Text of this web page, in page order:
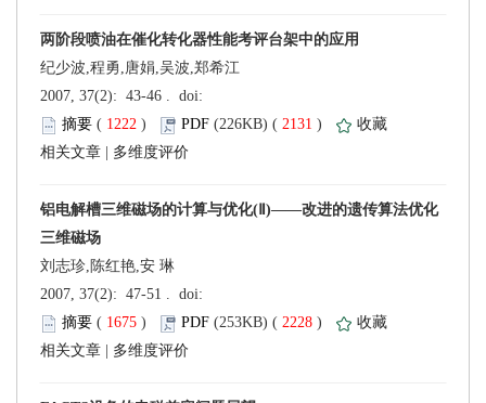
纪少波,程勇,唐娟,吴波,郑希江
( ) 2131 )
刘志珍,陈红艳,安 琳
( ) 2228 )